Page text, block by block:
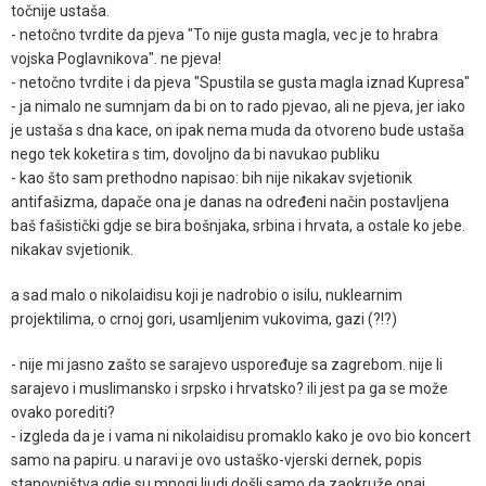
točnije ustaša.
- netočno tvrdite da pjeva "To nije gusta magla, vec je to hrabra
vojska Poglavnikova". ne pjeva!
- netočno tvrdite i da pjeva "Spustila se gusta magla iznad Kupresa"
- ja nimalo ne sumnjam da bi on to rado pjevao, ali ne pjeva, jer iako
je ustaša s dna kace, on ipak nema muda da otvoreno bude ustaša
nego tek koketira s tim, dovoljno da bi navukao publiku
- kao što sam prethodno napisao: bih nije nikakav svjetionik
antifašizma, dapače ona je danas na određeni način postavljena
baš fašistički gdje se bira bošnjaka, srbina i hrvata, a ostale ko jebe.
nikakav svjetionik.
a sad malo o nikolaidisu koji je nadrobio o isilu, nuklearnim
projektilima, o crnoj gori, usamljenim vukovima, gazi (?!?)
- nije mi jasno zašto se sarajevo uspoređuje sa zagrebom. nije li
sarajevo i muslimansko i srpsko i hrvatsko? ili jest pa ga se može
ovako porediti?
- izgleda da je i vama ni nikolaidisu promaklo kako je ovo bio koncert
samo na papiru. u naravi je ovo ustaško-vjerski dernek, popis